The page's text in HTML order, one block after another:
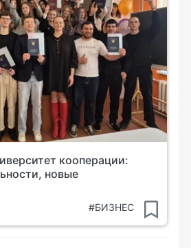
кооперации:
новые
#БИЗНЕС